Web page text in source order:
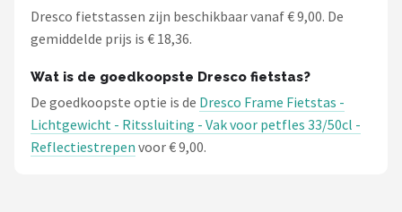
Dresco fietstassen zijn beschikbaar vanaf € 9,00. De
gemiddelde prijs is € 18,36.
Wat is de goedkoopste Dresco fietstas?
De goedkoopste optie is de Dresco Frame Fietstas -
Lichtgewicht - Ritssluiting - Vak voor petfles 33/50cl -
Reflectiestrepen voor € 9,00.